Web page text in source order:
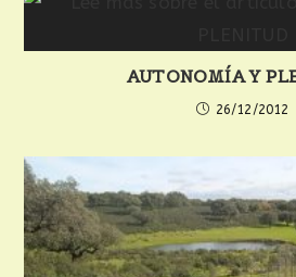
AUTONOMÍA Y
26/12/2012